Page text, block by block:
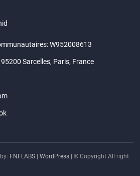
W952008613
Sarcelles, Paris, France
FNFLABS |WordPress | © Copyright All right